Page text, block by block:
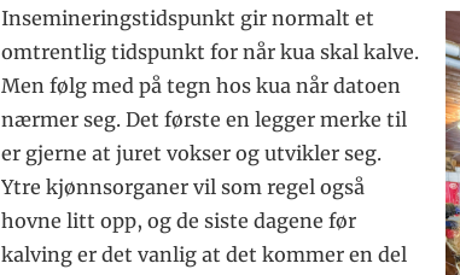
Insemineringstidspunkt gir normalt et
omtrentlig tidspunkt for når kua skal kalve.
Men følg med på tegn hos kua når datoen
nærmer seg. Det første en legger merke til
er gjerne at juret vokser og utvikler seg.
Ytre kjønnsorganer vil som regel også
hovne litt opp, og de siste dagene før
kalving er det vanlig at det kommer en del